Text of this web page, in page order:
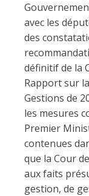
avec les
des
définitif de la
Rapport sur
Gestions de
les mesures
Premier
contenues
que la Cour
aux faits
gestion, de